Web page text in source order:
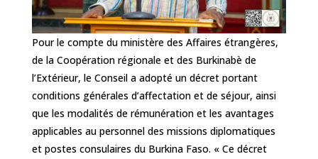
Pour le compte du ministère des Affaires étrangères,
de la Coopération régionale et des Burkinabè de
l’Extérieur, le Conseil a adopté un décret portant
conditions générales d’affectation et de séjour, ainsi
que les modalités de rémunération et les avantages
applicables au personnel des missions diplomatiques
et postes consulaires du Burkina Faso. « Ce décret